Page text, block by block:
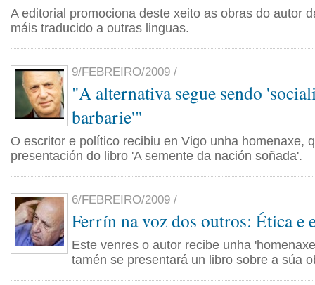
A editorial promociona deste xeito as obras do autor
máis traducido a outras linguas.
9/FEBREIRO/2009 /
"A alternativa segue sendo
barbarie'"
O escritor e político recibiu en Vigo unha homenaxe,
presentación do libro 'A semente da nación soñada'.
6/FEBREIRO/2009 /
Ferrín na voz dos outros: Ética e
Este venres o autor recibe unha
tamén se presentará un libro sobre a súa